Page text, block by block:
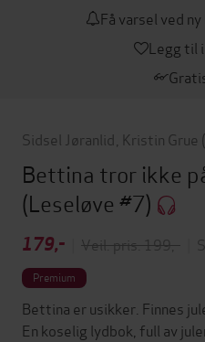
Få varsel ved
Legg til
Sidsel Jøranlid Kristin Grue
Bettina tror ikke
(Leseløve #7)
179,- Veil. pris: 199,-
Premium
Bettina er usikker. Finnes
En koselig lydbok, full av